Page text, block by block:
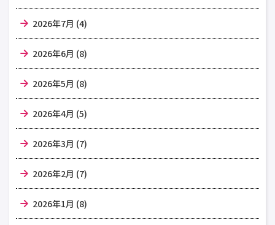
2026年7月 (4)
2026年6月 (8)
2026年5月 (8)
2026年4月 (5)
2026年3月 (7)
2026年2月 (7)
2026年1月 (8)